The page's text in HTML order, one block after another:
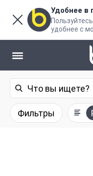
Удобнее в
удобнее с
Фильтры